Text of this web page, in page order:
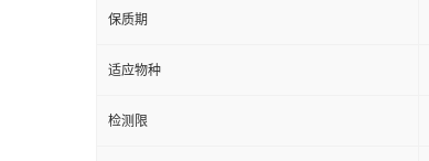
保质期
适应物种
检测限